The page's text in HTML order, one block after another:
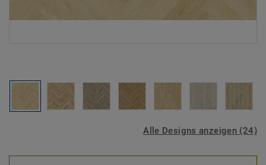
Alle Designs anzeigen (24)